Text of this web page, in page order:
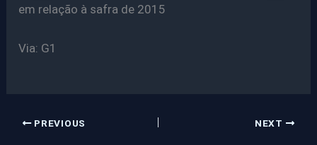
em relação à safra de 2015
Via: G1
PREVIOUS NEXT